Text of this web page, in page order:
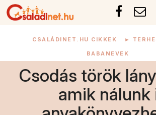
CSALÁDINET.HU CIKKEK ►
BABANEVEK
Csodás török
amik nálunk